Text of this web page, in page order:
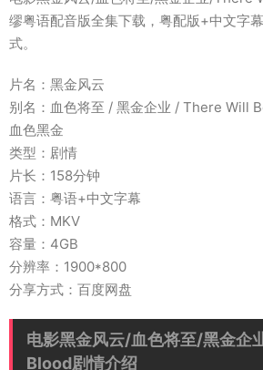
缪粤语配音版全集下载，粤配版+中文字
式。
片名：黑金风云
别名：血色将至 / 黑金企业 / There Will
血色黑金
类型：剧情
片长：158分钟
语言：粤语+中文字幕
格式：MKV
容量：4GB
分辨率：1900*800
分享方式：百度网盘
电影黑金风云/血色将至/黑金
Blood剧情介绍